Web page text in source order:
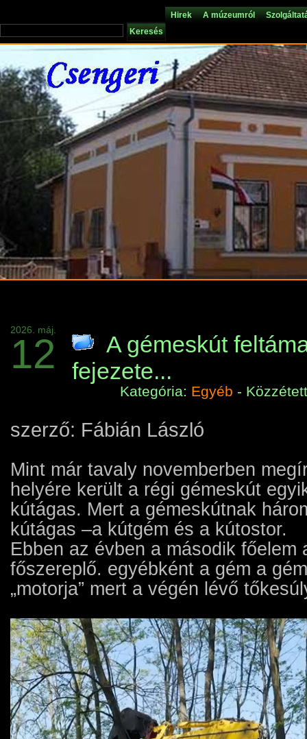
Hirek A múzeumról
2026. máj.
12
A gémeskút
fejezete...
Kategória: Egyéb -
szerző: Fábián László
Mint már tavaly novemberben
helyére került a régi gémeskút
kútágas. Mert a gémeskútnak
kútágas –a kútgém és a kútostor.
Ebben az évben a második főelem
főszereplő. egyébként a gém a
„motorja” mert a végén lévő